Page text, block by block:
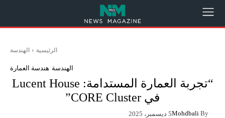
الرئيسية الهندسة
الهندسة هندسة العمارة
“تجربة العمارة المستدامة: Lucent House
في CORE Cluster”
By
Mohdbali5 ديسمبر، 2025